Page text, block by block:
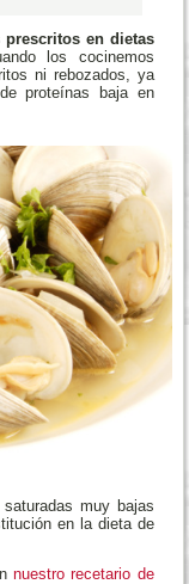
en dietas
los cocinemos
ni rebozados, ya
proteínas baja en
muy bajas
en la dieta de
nuestro recetario de